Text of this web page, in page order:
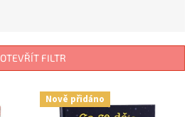
OTEVŘÍT FILTR
Nově přidáno